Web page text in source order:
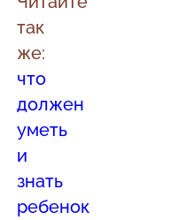
так
же:
что
должен
уметь
и
знать
ребенок